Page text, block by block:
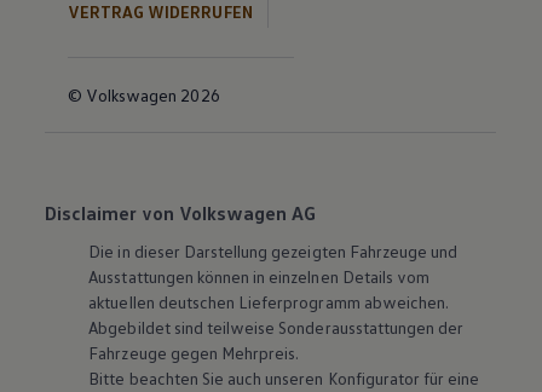
VERTRAG WIDERRUFEN
© Volkswagen 2026
Disclaimer von Volkswagen AG
Die in dieser Darstellung gezeigten Fahrzeuge und
Ausstattungen können in einzelnen Details vom
aktuellen deutschen Lieferprogramm abweichen.
Abgebildet sind teilweise Sonderausstattungen der
Fahrzeuge gegen Mehrpreis.
Bitte beachten Sie auch unseren Konfigurator für eine